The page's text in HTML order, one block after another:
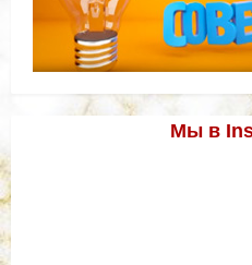
Мы в